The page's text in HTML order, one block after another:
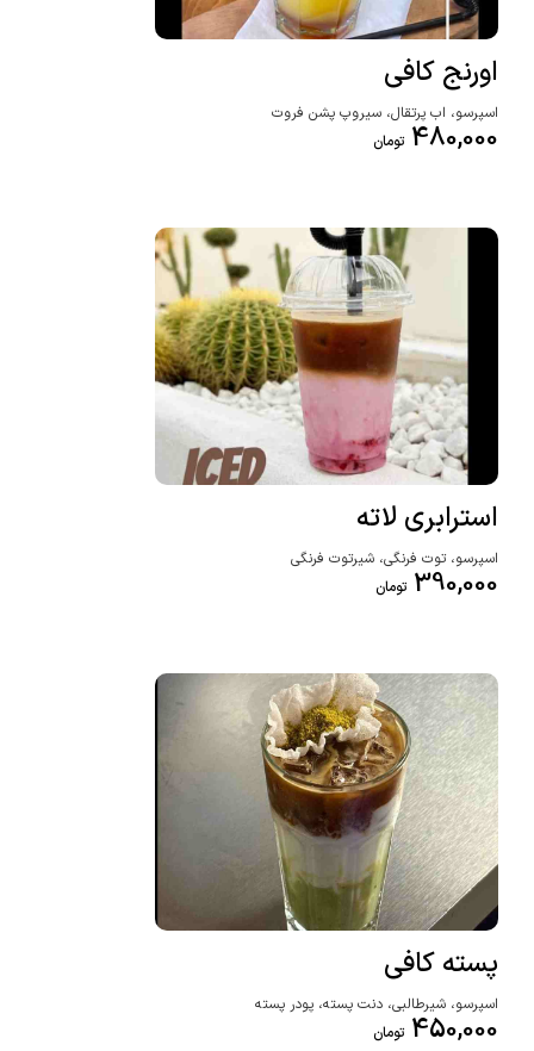
اورنج کافی
اسپرسو، اب پرتقال، سیروپ پشن فروت
480,000 تومان
استرابری لاته
اسپرسو، توت فرنگی، شیرتوت فرنگی
390,000 تومان
پسته کافی
اسپرسو، شیرطالبی، دنت پسته، پودر پسته
450,000 تومان